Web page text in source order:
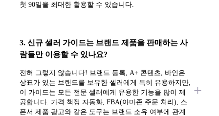
첫 90일을 최대한 활용할 수 있습니다.
3. 신규 셀러 가이드는 브랜드 제품을 판매하는 사
람들만 이용할 수 있나요?
전혀 그렇지 않습니다! 브랜드 등록, A+ 콘텐츠, 바인은
상표가 있는 브랜드를 보유한 셀러에게 특히 유용하지만,
이 가이드는 모든 전문 셀러에게 유용한 기능을 많이 제
공합니다. 가격 책정 자동화, FBA(아마존 주문 처리), 스
폰서 제품 광고와 같은 도구는 브랜드 소유 여부에 관계